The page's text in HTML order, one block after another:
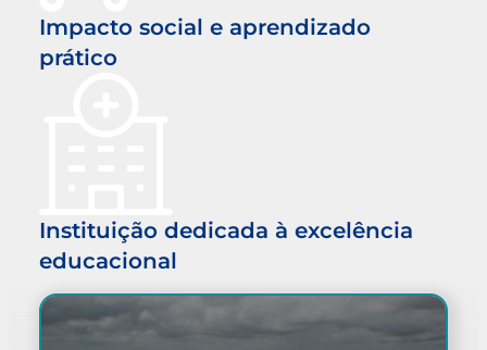
Impacto social e aprendizado
prático
Instituição dedicada à excelência
educacional